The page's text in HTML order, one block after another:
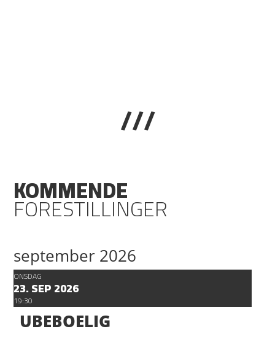
///
KOMMENDE
FORESTILLINGER
september 2026
ONSDAG
23. SEP 2026
19:30
UBEBOELIG